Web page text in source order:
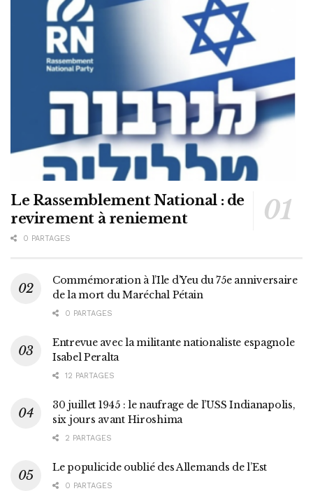
Le Rassemblement National : de
revirement à reniement
0 PARTAGES
Commémoration à l’Ile d’Yeu du 75e anniversaire
de la mort du Maréchal Pétain
0 PARTAGES
Entrevue avec la militante nationaliste espagnole
Isabel Peralta
12 PARTAGES
30 juillet 1945 : le naufrage de l’USS Indianapolis,
six jours avant Hiroshima
2 PARTAGES
Le populicide oublié des Allemands de l’Est
0 PARTAGES